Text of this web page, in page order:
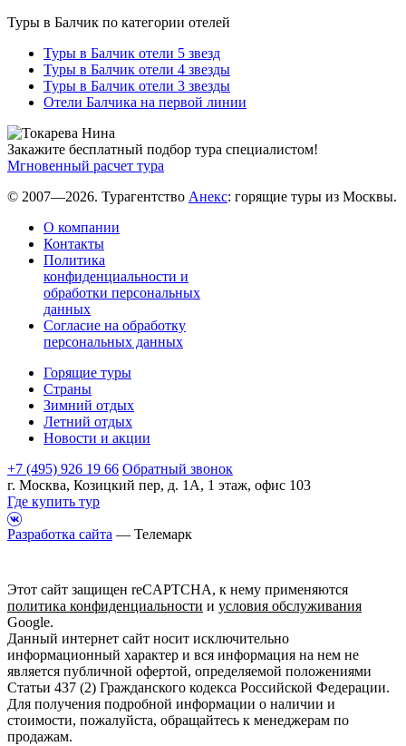
Туры в Балчик по категории отелей
Туры в Балчик отели 5 звезд
Туры в Балчик отели 4 звезды
Туры в Балчик отели 3 звезды
Отели Балчика на первой линии
Закажите бесплатный подбор тура специалистом!
Мгновенный расчет тура
© 2007—2026. Турагентство Анекс: горящие туры из Москвы.
О компании
Контакты
Политика
конфиденциальности и
обработки персональных
данных
Согласие на обработку
персональных данных
Горящие туры
Страны
Зимний отдых
Летний отдых
Новости и акции
+7 (495) 926 19 66 Обратный звонок
г. Москва, Козицкий пер, д. 1А, 1 этаж, офис 103
Где купить тур
Разработка сайта — Телемарк
Этот сайт защищен reCAPTCHA, к нему применяются
политика конфиденциальности и условия обслуживания
Google.
Данный интернет сайт носит исключительно
информационный характер и вся информация на нем не
является публичной офертой, определяемой положениями
Статьи 437 (2) Гражданского кодекса Российской Федерации.
Для получения подробной информации о наличии и
стоимости, пожалуйста, обращайтесь к менеджерам по
продажам.